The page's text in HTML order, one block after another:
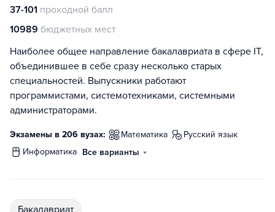
37-101 проходной балл
10989 бюджетных мест
Наиболее общее направление бакалавриата в сфере IT,
объединившее в себе сразу несколько старых
специальностей. Выпускники работают
программистами, системотехниками, системными
администраторами.
Экзамены в 206 вузах: математика
русский язык
информатика Все варианты
бакалавриат